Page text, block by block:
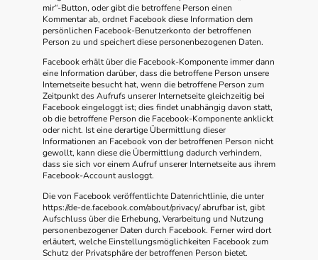
mir“-Button, oder gibt die betroffene Person einen
Kommentar ab, ordnet Facebook diese Information dem
persönlichen Facebook-Benutzerkonto der betroffenen
Person zu und speichert diese personenbezogenen Daten.
Facebook erhält über die Facebook-Komponente immer dann
eine Information darüber, dass die betroffene Person unsere
Internetseite besucht hat, wenn die betroffene Person zum
Zeitpunkt des Aufrufs unserer Internetseite gleichzeitig bei
Facebook eingeloggt ist; dies findet unabhängig davon statt,
ob die betroffene Person die Facebook-Komponente anklickt
oder nicht. Ist eine derartige Übermittlung dieser
Informationen an Facebook von der betroffenen Person nicht
gewollt, kann diese die Übermittlung dadurch verhindern,
dass sie sich vor einem Aufruf unserer Internetseite aus ihrem
Facebook-Account ausloggt.
Die von Facebook veröffentlichte Datenrichtlinie, die unter
https://de-de.facebook.com/about/privacy/ abrufbar ist, gibt
Aufschluss über die Erhebung, Verarbeitung und Nutzung
personenbezogener Daten durch Facebook. Ferner wird dort
erläutert, welche Einstellungsmöglichkeiten Facebook zum
Schutz der Privatsphäre der betroffenen Person bietet.